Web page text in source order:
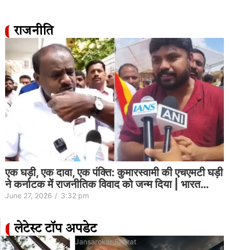
राजनीति
एक घड़ी, एक दावा, एक पंक्ति: कुमारस्वामी की एचएमटी घड़ी
ने कर्नाटक में राजनीतिक विवाद को जन्म दिया | भारत…
June 27, 2026 / 3:32 pm
लेटेस्ट टॉप अपडेट
Jansarokar Bharat